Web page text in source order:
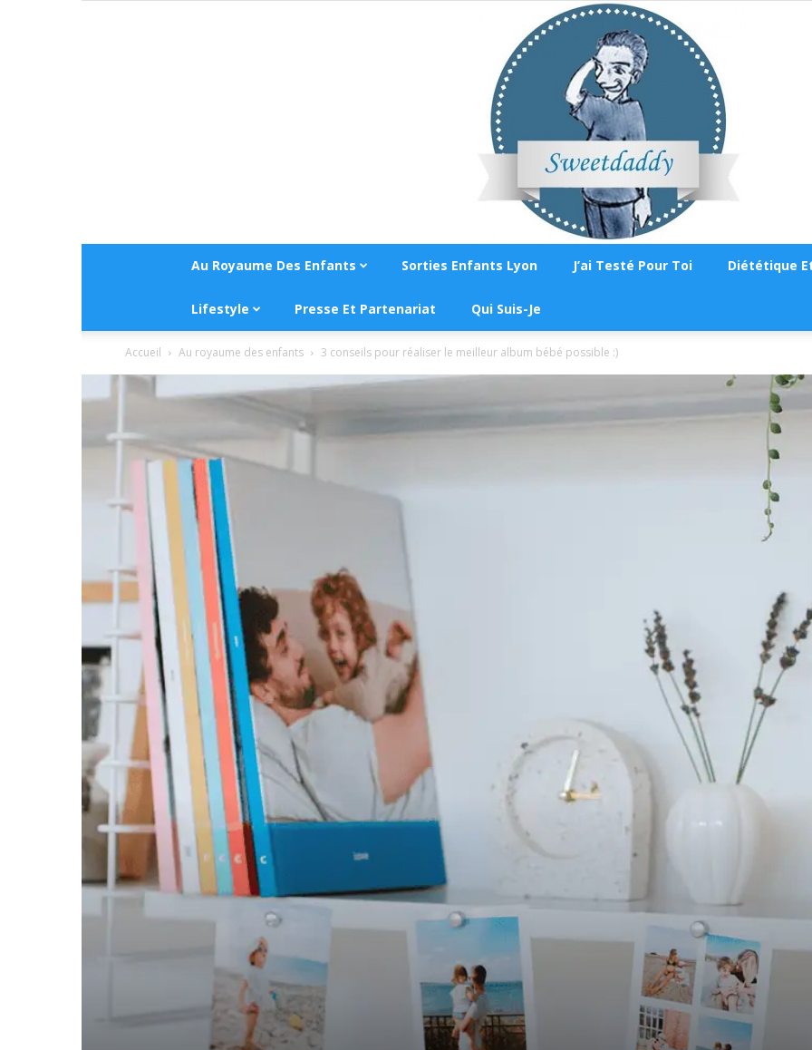
Au Royaume Des Enfants Sorties Enfants Lyon J’ai Testé Pour Toi Diététique
Lifestyle Presse Et Partenariat Qui Suis-Je
Accueil Au royaume des enfants 3 conseils pour réaliser le meilleur album bébé possible :)